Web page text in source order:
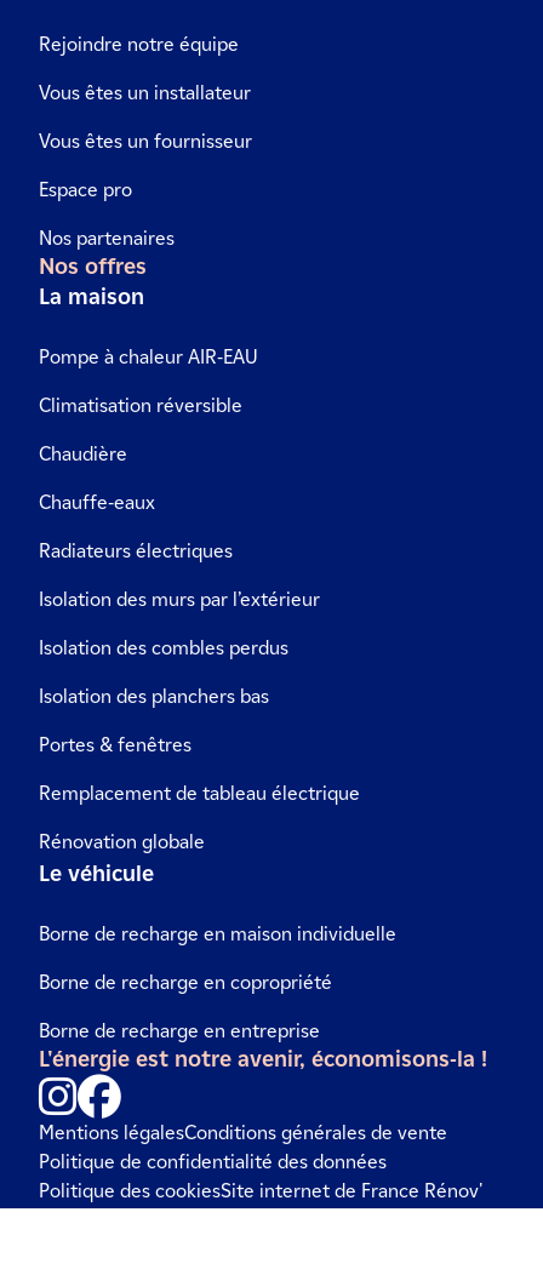
Rejoindre notre équipe
Vous êtes un installateur
Vous êtes un fournisseur
Espace pro
Nos partenaires
Nos offres
La maison
Pompe à chaleur AIR-EAU
Climatisation réversible
Chaudière
Chauffe-eaux
Radiateurs électriques
Isolation des murs par l’extérieur
Isolation des combles perdus
Isolation des planchers bas
Portes & fenêtres
Remplacement de tableau électrique
Rénovation globale
Le véhicule
Borne de recharge en maison individuelle
Borne de recharge en copropriété
Borne de recharge en entreprise
L'énergie est notre avenir, économisons-la !
Mentions légalesConditions générales de vente
Politique de confidentialité des données
Politique des cookiesSite internet de France Rénov'